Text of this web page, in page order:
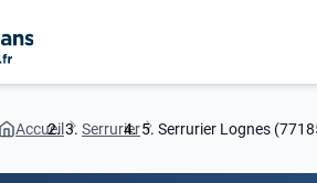
Accueil Serrurier Serrurier Lognes